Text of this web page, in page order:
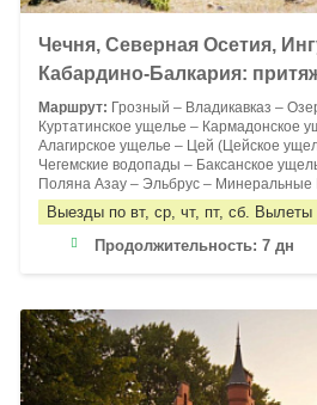
Чечня, Северная Осетия,
Кабардино-Балкария:
Маршрут: Грозный – Владикавказ –
Куртатинское ущелье – Кармадонское
Алагирское ущелье – Цей (Цейское
Чегемские водопады – Баксанское
Поляна Азау – Эльбрус – Минеральные
Выезды по вт, ср, чт, пт, сб.
Продолжительность: 7 дн